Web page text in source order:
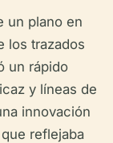
un plano en
los trazados
un rápido
y líneas de
innovación
reflejaba